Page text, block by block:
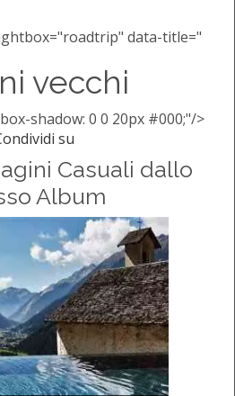
data-title="
vecchi
shadow: 0 0 20px #000;"/>
su
Casuali dallo
Album